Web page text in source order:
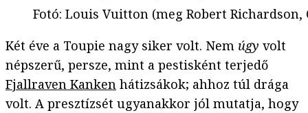
Fotó: Louis Vuitton (meg Robert
Két éve a Toupie nagy siker volt. Nem úgy volt
népszerű, persze, mint a pestisként terjedő
Fjallraven Kanken hátizsákok; ahhoz túl drága
volt. A presztízsét ugyanakkor jól mutatja, hogy